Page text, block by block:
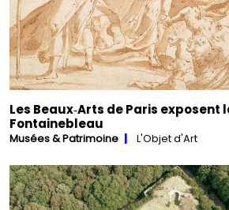
Les Beaux‑Arts de Paris exposent
Fontainebleau
Musées & Patrimoine L'Objet d'Art